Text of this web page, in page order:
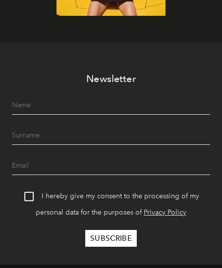
Newsletter
I hereby give my consent to the processing of my
personal data for the purposes of Privacy Policy